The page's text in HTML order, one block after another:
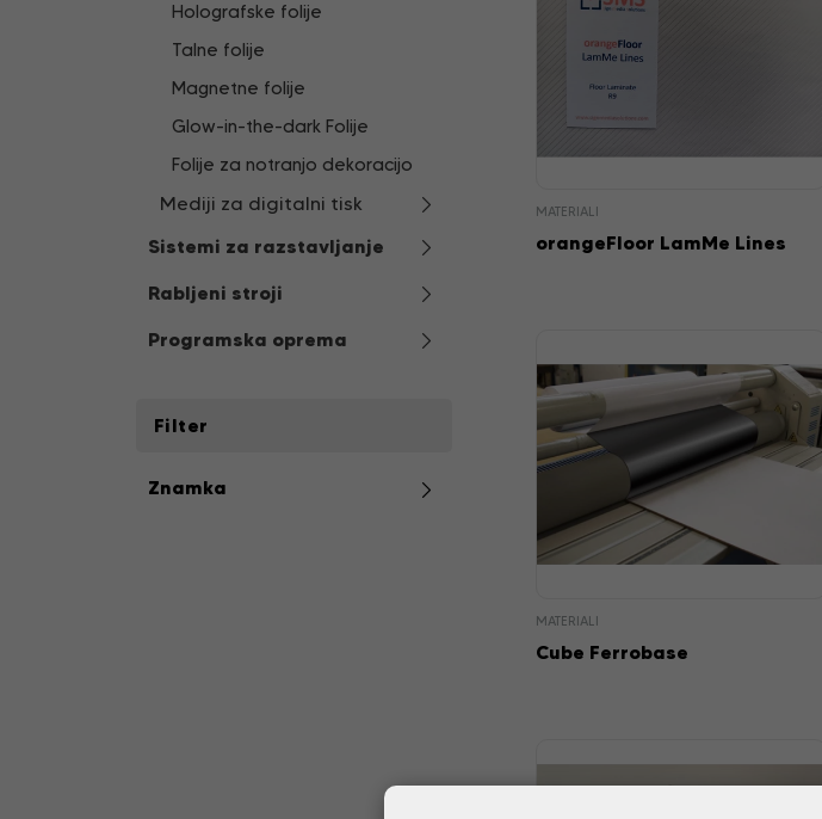
Holografske folije
Talne folije
Magnetne folije
Glow-in-the-dark Folije
Folije za notranjo dekoracijo
Mediji za digitalni tisk
Sistemi za razstavljanje
Rabljeni stroji
Programska oprema
Filter
Znamka
MATERIALI
orangeFloor LamMe Lines
MATERIALI
Cube Ferrobase